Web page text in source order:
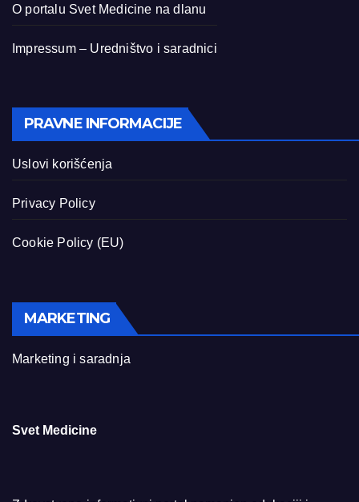
O portalu Svet Medicine na dlanu
Impressum – Uredništvo i saradnici
PRAVNE INFORMACIJE
Uslovi korišćenja
Privacy Policy
Cookie Policy (EU)
MARKETING
Marketing i saradnja
Svet Medicine